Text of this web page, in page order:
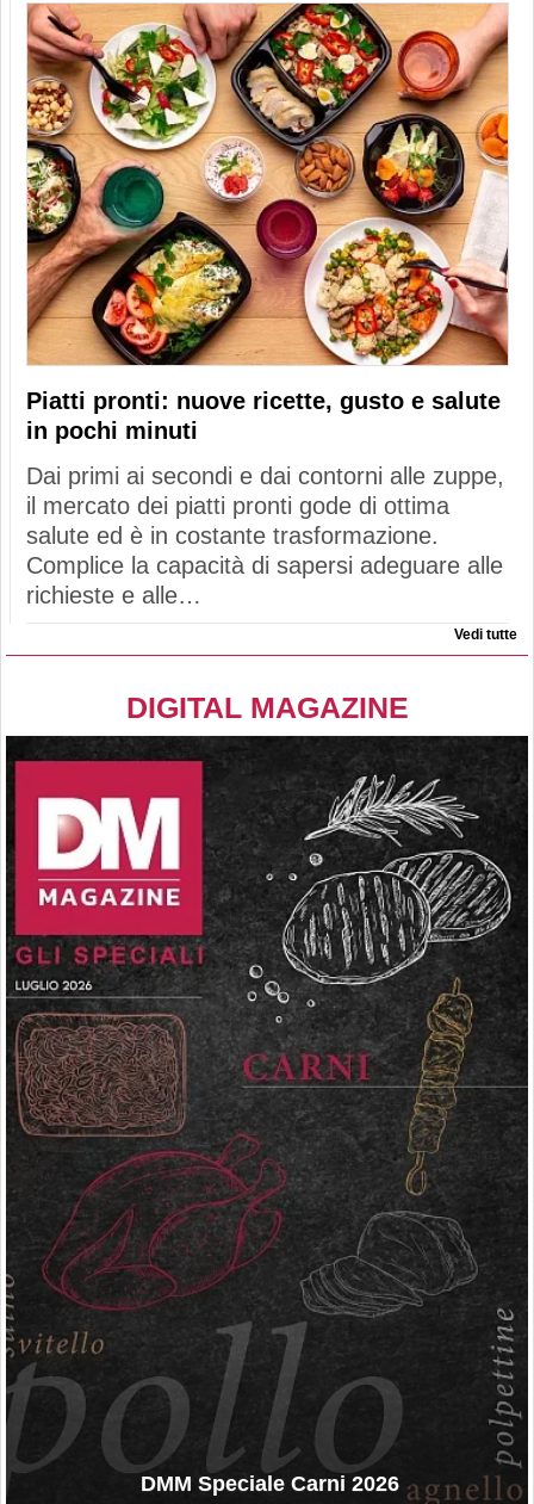
Piatti pronti: nuove ricette, gusto e salute
in pochi minuti
Dai primi ai secondi e dai contorni alle zuppe,
il mercato dei piatti pronti gode di ottima
salute ed è in costante trasformazione.
Complice la capacità di sapersi adeguare alle
richieste e alle…
Vedi tutte
DIGITAL MAGAZINE
DMM Speciale Carni 2026